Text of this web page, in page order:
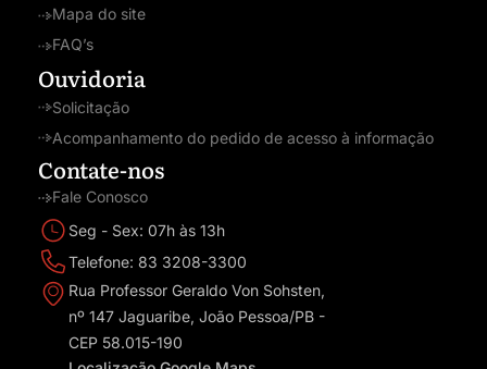
Mapa do site
FAQ’s
Ouvidoria
Solicitação
Acompanhamento do pedido de acesso à informação
Contate-nos
Fale Conosco
Seg - Sex: 07h às 13h
Telefone: 83 3208-3300
Rua Professor Geraldo Von Sohsten,
nº 147 Jaguaribe, João Pessoa/PB -
CEP 58.015-190